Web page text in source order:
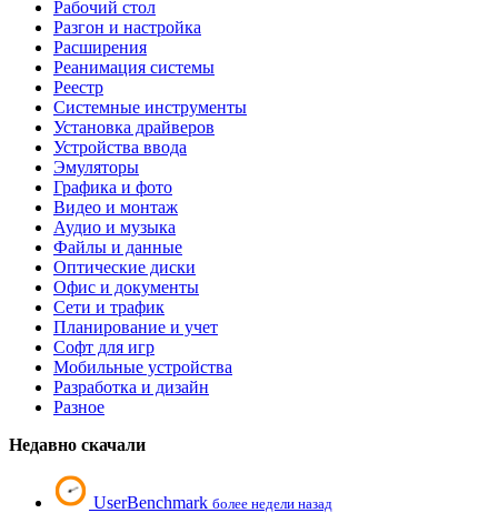
Рабочий стол
Разгон и настройка
Расширения
Реанимация системы
Реестр
Системные инструменты
Установка драйверов
Устройства ввода
Эмуляторы
Графика и фото
Видео и монтаж
Аудио и музыка
Файлы и данные
Оптические диски
Офис и документы
Сети и трафик
Планирование и учет
Софт для игр
Мобильные устройства
Разработка и дизайн
Разное
Недавно скачали
UserBenchmark более недели назад